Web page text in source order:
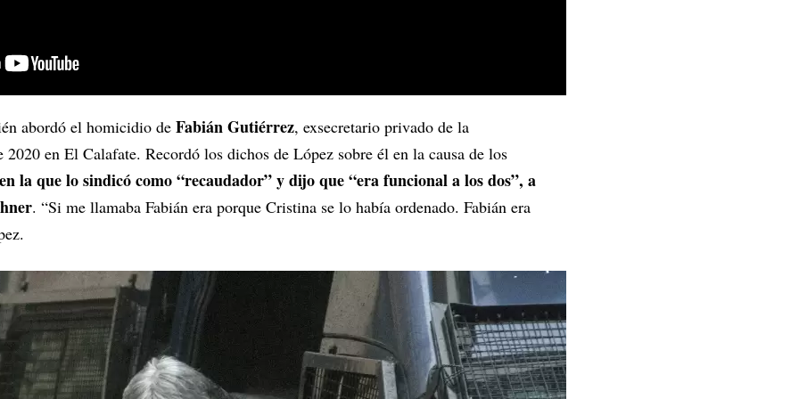
abordó el homicidio de Fabián Gutiérrez, exsecretario privado de la
en El Calafate. Recordó los dichos de López sobre él en la causa de los
en la que lo sindicó como “recaudador” y dijo que “era funcional a los dos”, a
. “Si me llamaba Fabián era porque Cristina se lo había ordenado. Fabián era